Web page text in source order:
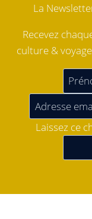
La
Recevez
culture &
Laissez ce